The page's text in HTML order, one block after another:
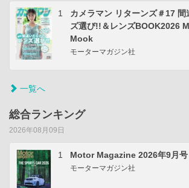
1
カメラマン リターンズ＃17
ズ選び!!＆レンズBOOK2026
Mook
モーターマガジン社
一覧へ
総合ランキング
2026年08月09日
1 Motor Magazine 2026年9月号
モーターマガジン社